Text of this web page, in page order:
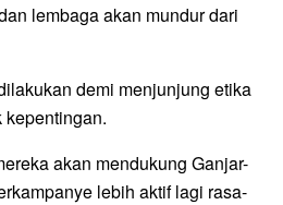
lembaga akan mundur dari
demi menjunjung etika
akan mendukung Ganjar-
lebih aktif lagi rasa-